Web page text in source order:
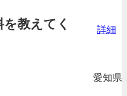
教えてく
詳細
愛知県